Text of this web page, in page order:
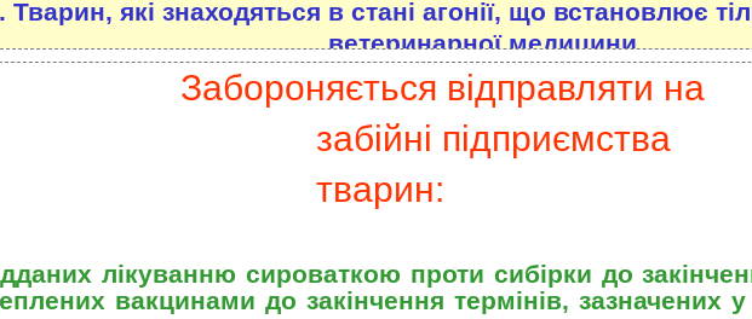
Тварин, які знаходяться в стані агонії, що встановлює
ветеринарної медицини.
Забороняється відправляти на
забійні підприємства
тварин:
лікуванню сироваткою проти сибірки до
вакцинами до закінчення термінів, зазначених